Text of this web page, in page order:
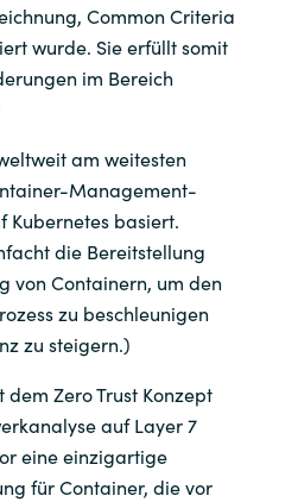
Poland
Qatar
Serbia
Spain
Common Criteria
wurde. Sie erfüllt somit
im Bereich
am weitesten
Management-
Kubernetes basiert.
die Bereitstellung
von Containern, um den
zu beschleunigen
zu steigern.)
Zero Trust Konzept
auf Layer 7
eine einzigartige
für Container, die vor